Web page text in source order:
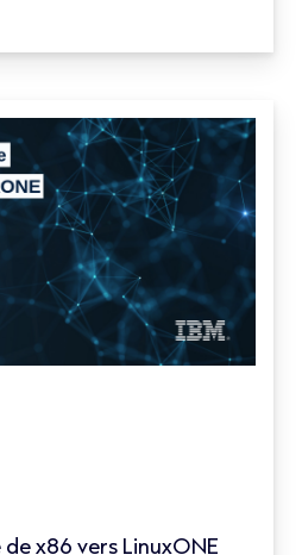
x86 vers LinuxONE